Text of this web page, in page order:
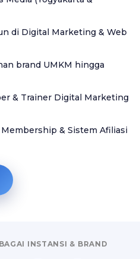
di Digital Marketing & Web
brand UMKM hingga
& Trainer Digital Marketing
& Sistem Afiliasi
INSTANSI & BRAND